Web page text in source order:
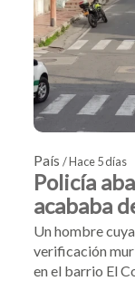
País / Hace 5 días
Policía
acababa
Cúcuta
Un hombre
verificación
en el barrio El